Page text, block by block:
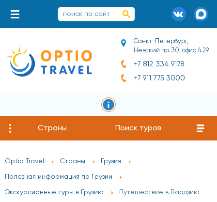
Санкт-Петербург,
Невский пр. 30, офис 4.29
+7 812 334 9178
+7 911 775 3000
Страны Поиск туров
Optio Travel Страны Грузия
Полезная информация по Грузии
Экскурсионные туры в Грузию Путешествие в Вардзию